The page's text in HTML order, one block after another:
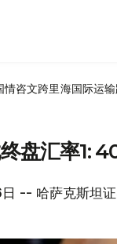
情咨文跨里海国际运
盘汇率1:
-- 哈萨克斯坦